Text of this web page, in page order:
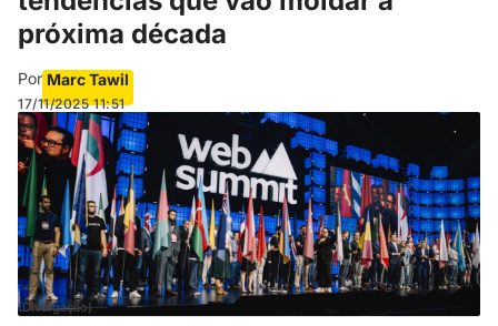
próxima década
Por Marc Tawil
17/11/2025 11:51
(Divulgação)